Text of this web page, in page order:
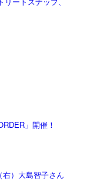
」開催！
右）大島智子さん